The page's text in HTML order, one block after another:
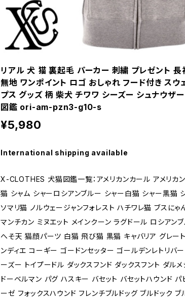
リアル 犬 猫 裏起毛 パーカー 刺繍 プレゼント 長
無地 ワンポイント ロゴ おしゃれ フード付き スウ
プス グッズ 柄 柴犬 チワワ シーズー シュナウ
図鑑 ori-am-pzn3-g10-s
¥5,980
International shipping available
X-CLOTHES 犬猫図鑑一覧：アメリカンカール アメリカ
猫 シャム シャーロシアンブルー シャー白猫 シャー黒猫
ソマリ猫 ノルウェージャンフォレスト ハチワレ猫 ブスに
マンチカン ミヌエット メインクーン ラグドール ロシア
へそ天 猫顔パーツ 白猫 飛び猫 黒猫 キャバリア グレー
ンディエ コーギー ゴードンセッター ゴールデンレトリバ
ーズー トイプードル ダックスフンド ダックスフント ダル
ドーベルマン パグ ハスキー バセット バセットハウンド
ーゼ フォックスハウンド フレンチブルドッグ ブルドック